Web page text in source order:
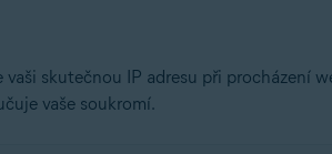
vaši skutečnou IP adresu při procházení
vaše soukromí.